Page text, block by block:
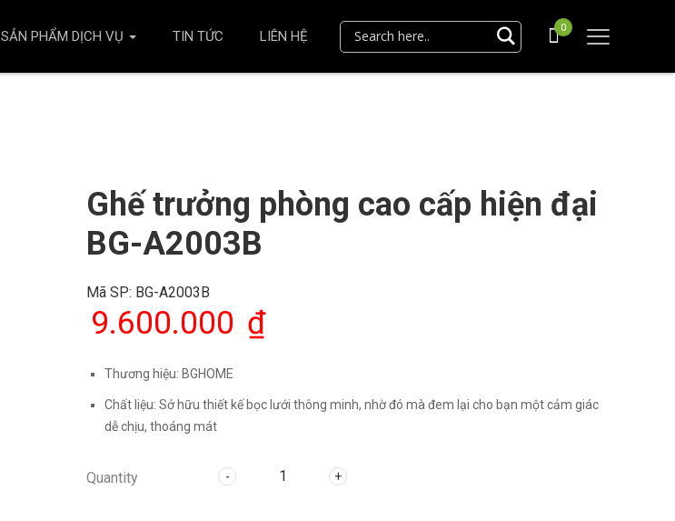
SẢN PHẨM DỊCH VỤ TIN TỨC LIÊN HỆ
0
Ghế trưởng phòng cao cấp hiện đại
BG-A2003B
Mã SP: BG-A2003B
9.600.000 ₫
Thương hiệu: BGHOME
Chất liệu: Sở hữu thiết kế bọc lưới thông minh, nhờ đó mà đem lại cho bạn một cảm giác
dễ chịu, thoáng mát
Quantity